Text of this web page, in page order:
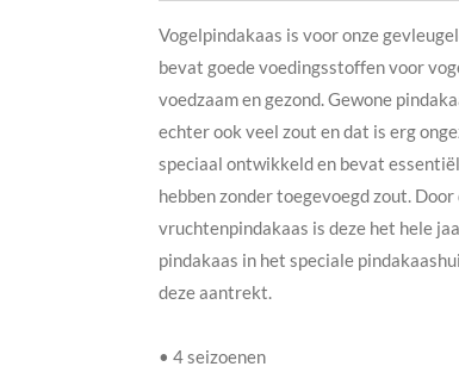
Vogelpindakaas is voor onze
bevat goede voedingsstoffen voor
voedzaam en gezond. Gewone
echter ook veel zout en dat is erg
speciaal ontwikkeld en bevat
hebben zonder toegevoegd zout.
vruchtenpindakaas is deze het hele
pindakaas in het speciale
deze aantrekt.
• 4 seizoenen